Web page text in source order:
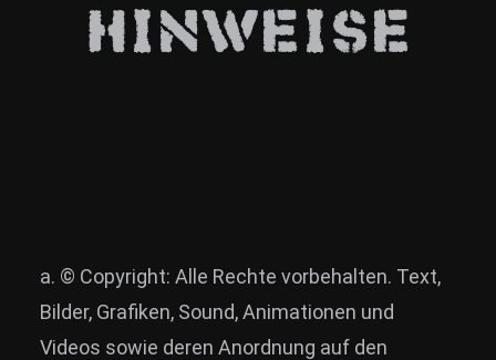
Suche
News
Info
Hinweise
a. © Copyright: Alle Rechte vorbehalten. Text,
Bilder, Grafiken, Sound, Animationen und
Videos sowie deren Anordnung auf den